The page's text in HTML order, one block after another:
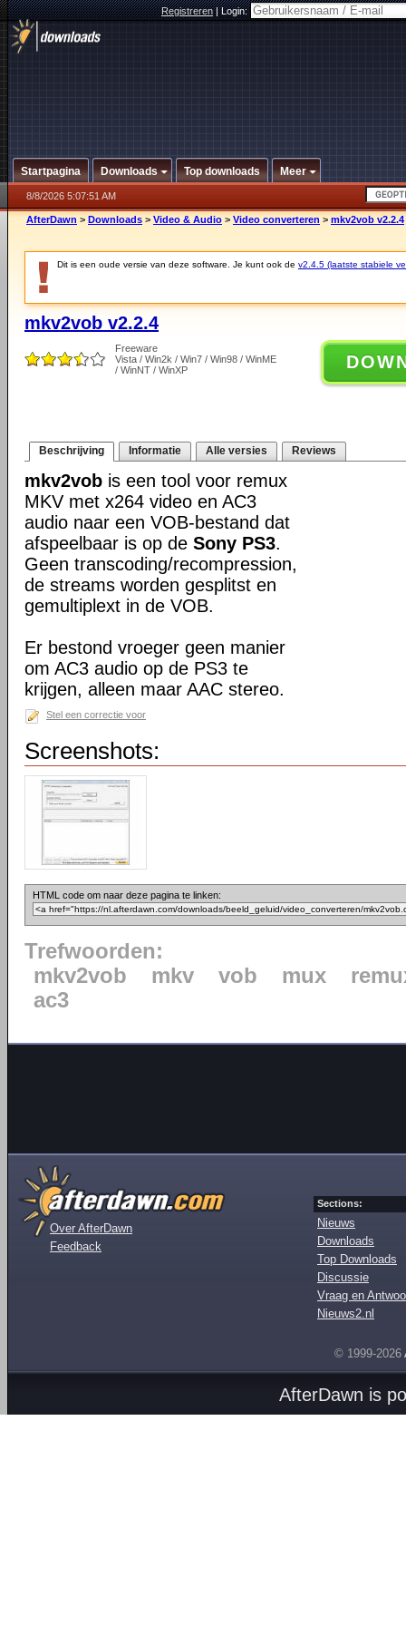
Registreren|Login:
Startpagina Downloads Top downloads Meer
8/8/2026 5:07:51 AM
AfterDawn > Downloads > Video & Audio > Video converteren > mkv2vob v2.2.4
Dit is een oude versie van deze software. Je kunt ook de v2.4.5 (laatste stabiele
mkv2vob v2.2.4
Freeware
Vista / Win2k / Win7 / Win98 / WinME
/ WinNT / WinXP
Beschrijving Informatie Alle versies Reviews
mkv2vob is een tool voor remux
MKV met x264 video en AC3
audio naar een VOB-bestand dat
afspeelbaar is op de Sony PS3.
Geen transcoding/recompression,
de streams worden gesplitst en
gemultiplext in de VOB.
Er bestond vroeger geen manier
om AC3 audio op de PS3 te
krijgen, alleen maar AAC stereo.
Stel een correctie voor
Screenshots:
HTML code om naar deze pagina te linken:
Trefwoorden:
mkv2vob
mkv vob mux
ac3
Over AfterDawn
Feedback
Sections:
Nieuws
Downloads
Top Downloads
Discussie
Vraag en
Nieuws2.nl
© 1999-2026
AfterDawn is